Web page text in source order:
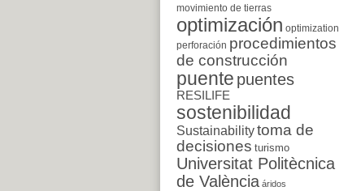
movimiento de tierras
optimización optimization
perforación procedimientos
de construcción
puente puentes
RESILIFE
sostenibilidad
Sustainabilitytoma de
decisiones turismo
Universitat Politècnica
de València áridos